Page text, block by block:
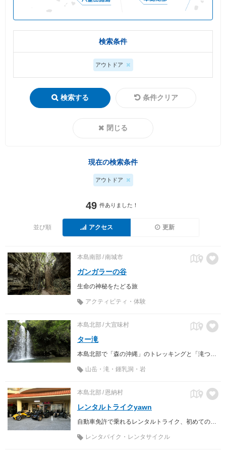
検索条件
アウトドア
検索する 条件クリア
閉じる
現在の検索条件
アウトドア
49 件ありました！
並び順 アクセス 更新
本島南部 南城市
ガンガラーの谷
生命の神秘をたどる旅
アクティビティ・体験
本島北部 大宜味村
ター滝
山岳・滝・鍾乳洞・岩
本島北部 恩納村
レンタルトライクyawn
自動車免許で乗れるレンタルトライク、初めての方や女性も安心！
レンタバイク・レンタサイクル